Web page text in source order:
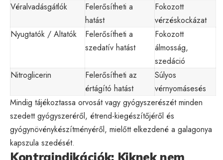
Véralvadásgátlók
Felerősítheti a
hatást
Fokozott
vérzéskockázat
Nyugtatók / Altatók
Felerősítheti a
szedatív hatást
Fokozott
álmosság,
szedáció
Nitroglicerin
Felerősítheti az
értágító hatást
Súlyos
vérnyomásesés
Mindig tájékoztassa orvosát vagy gyógyszerészét minden
szedett gyógyszeréről, étrend-kiegészítőjéről és
gyógynövénykészítményéről, mielőtt elkezdené a galagonya
kapszula szedését.
Kontraindikációk: Kiknek nem